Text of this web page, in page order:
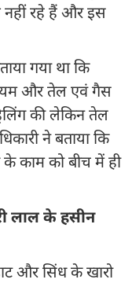
नहीं रहे हैं और इस
गया था कि
और तेल एवं गैस
की लेकिन तेल
ने बताया कि
काम को बीच में ही
लाल के हसीन
और सिंध के खारो